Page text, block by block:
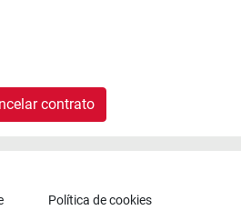
contrato
Política de cookies